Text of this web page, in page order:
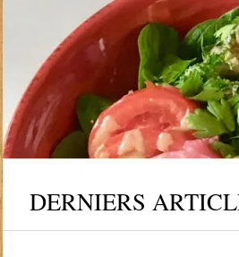
DERNIERS